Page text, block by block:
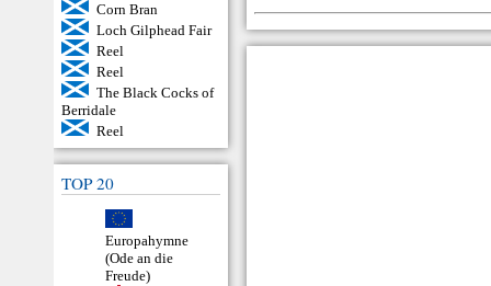
Corn Bran
Loch Gilphead Fair
Reel
Reel
The Black Cocks of
Berridale
Reel
TOP 20
Europahymne
(Ode an die
Freude)